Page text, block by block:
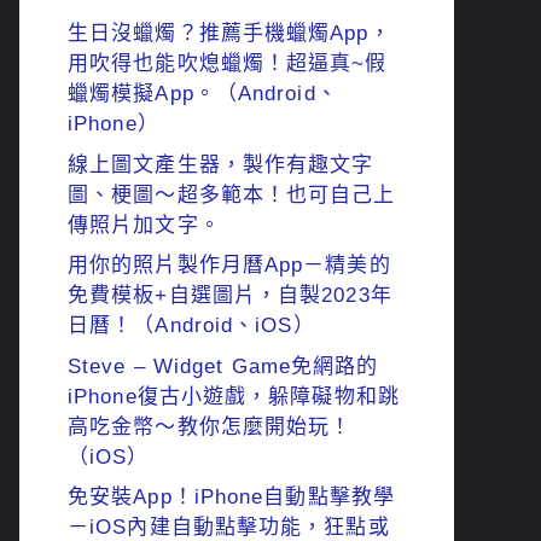
生日沒蠟燭？推薦手機蠟燭App，
用吹得也能吹熄蠟燭！超逼真~假
蠟燭模擬App。（Android、
iPhone）
線上圖文產生器，製作有趣文字
圖、梗圖～超多範本！也可自己上
傳照片加文字。
用你的照片製作月曆App－精美的
免費模板+自選圖片，自製2023年
日曆！（Android、iOS）
Steve – Widget Game免網路的
iPhone復古小遊戲，躲障礙物和跳
高吃金幣～教你怎麼開始玩！
（iOS）
免安裝App！iPhone自動點擊教學
－iOS內建自動點擊功能，狂點或